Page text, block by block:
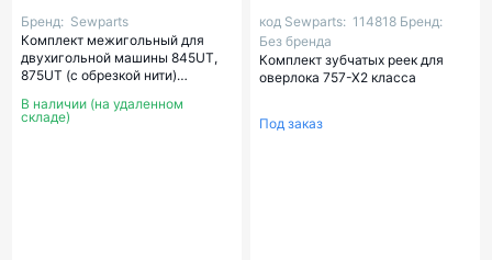
Бренд: Sewparts
Комплект межигольный для
двухигольной машины 845UT,
875UT (с обрезкой нити)
В наличии (на удаленном
складе)
код Sewparts: 114818 Бренд:
Без бренда
Комплект зубчатых реек для
оверлока 757-X2 класса
Под заказ